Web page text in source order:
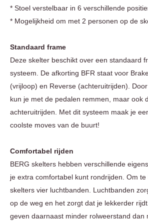
* Stoel verstelbaar in 6 verschillende
* Mogelijkheid om met 2 personen op de
Standaard frame
Deze skelter beschikt over een standaard
systeem. De afkorting BFR staat voor
(vrijloop) en Reverse (achteruitrijden).
kun je met de pedalen remmen, maar ook
achteruitrijden. Met dit systeem maak je
coolste moves van de buurt!
Comfortabel rijden
BERG skelters hebben verschillende
je extra comfortabel kunt rondrijden. Om
skelters vier luchtbanden. Luchtbanden
op de weg en het zorgt dat je lekkerder
geven daarnaast minder rolweerstand dan